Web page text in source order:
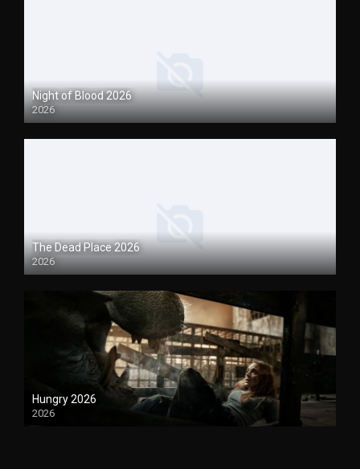
Night of Blood 2026
2026
1080P
The Dead Place 2026
2026
1080P
Hungry 2026
2026
1080P